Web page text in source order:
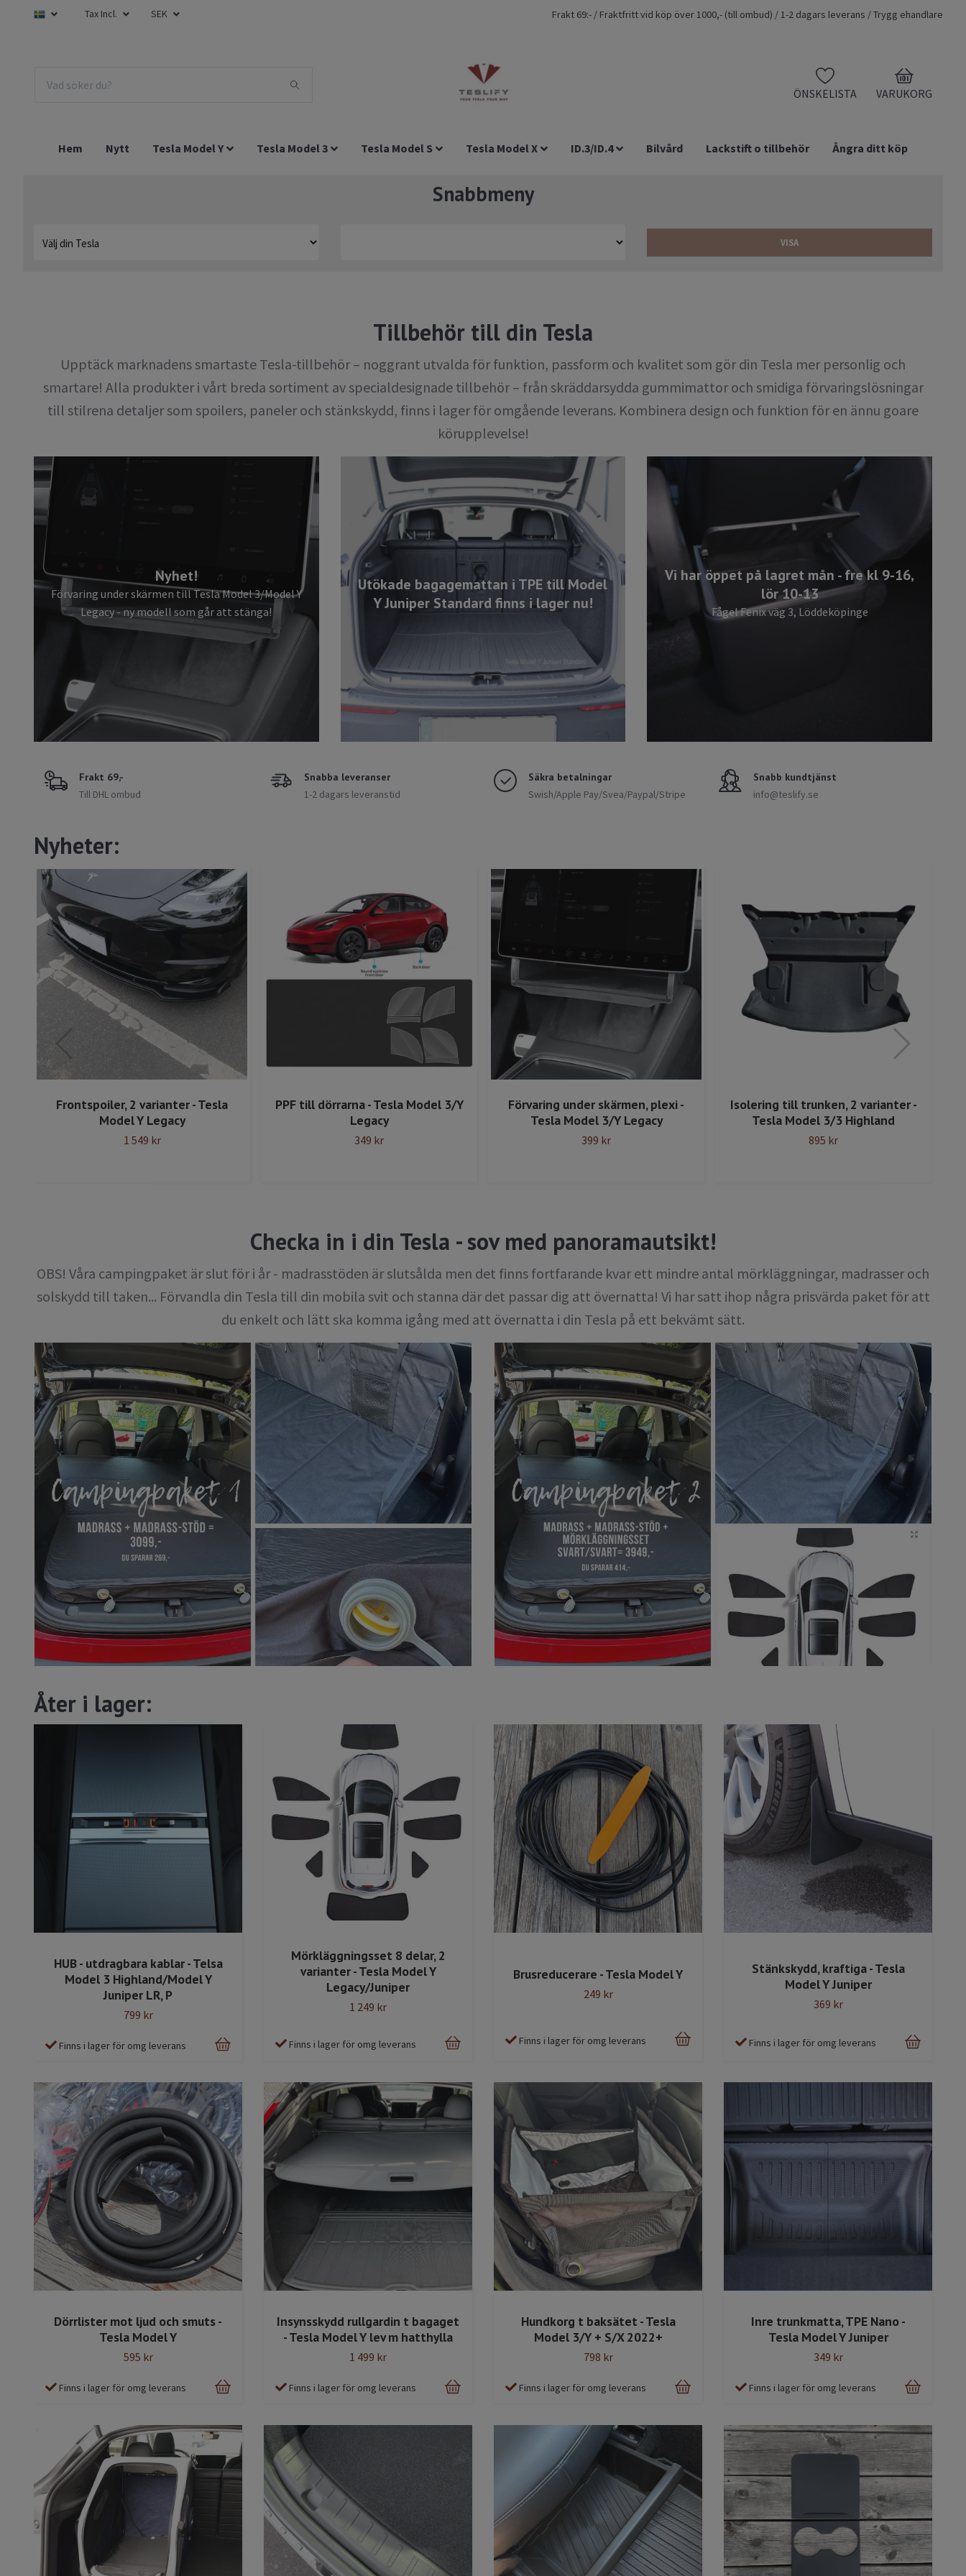
Tax Incl. SEK Frakt 69:- / Fraktfritt vid köp över 1000,- (till ombud) / 1-2 dagars leverans / Trygg ehandlare
ÖNSKELISTA
0
VARUKORG
Hem Nytt Tesla Model Y Tesla Model 3 Tesla Model S Tesla Model X ID.3/ID.4 Bilvård Lackstift o tillbehör Ångra ditt köp
Snabbmeny
VISA
Tillbehör till din Tesla
Upptäck marknadens smartaste Tesla-tillbehör – noggrant utvalda för funktion, passform och kvalitet som gör din Tesla mer personlig och
smartare! Alla produkter i vårt breda sortiment av specialdesignade tillbehör – från skräddarsydda gummimattor och smidiga förvaringslösningar
till stilrena detaljer som spoilers, paneler och stänkskydd, finns i lager för omgående leverans. Kombinera design och funktion för en ännu goare
körupplevelse!
Nyhet!
Förvaring under skärmen till Tesla Model 3/Model Y
Legacy - ny modell som går att stänga!
Utökade bagagemattan i TPE till Model
Y Juniper Standard finns i lager nu!
Vi har öppet på lagret mån - fre kl 9-16,
lör 10-13
Fågel Fenix väg 3, Löddeköpinge
Frakt 69,-
Till DHL ombud
Snabba leveranser
1-2 dagars leveranstid
Säkra betalningar
Swish/Apple Pay/Svea/Paypal/Stripe
Snabb kundtjänst
info@teslify.se
Nyheter:
Frontspoiler, 2 varianter - Tesla
Model Y Legacy
1 549 kr
PPF till dörrarna - Tesla Model 3/Y
Legacy
349 kr
Förvaring under skärmen, plexi -
Tesla Model 3/Y Legacy
399 kr
Isolering till trunken, 2 varianter -
Tesla Model 3/3 Highland
895 kr
Checka in i din Tesla - sov med panoramautsikt!
OBS! Våra campingpaket är slut för i år - madrasstöden är slutsålda men det finns fortfarande kvar ett mindre antal mörkläggningar, madrasser och
solskydd till taken... Förvandla din Tesla till din mobila svit och stanna där det passar dig att övernatta! Vi har satt ihop några prisvärda paket för att
du enkelt och lätt ska komma igång med att övernatta i din Tesla på ett bekvämt sätt.
Åter i lager:
HUB - utdragbara kablar - Telsa
Model 3 Highland/Model Y
Juniper LR, P
799 kr
Finns i lager för omg leverans
Mörkläggningsset 8 delar, 2
varianter - Tesla Model Y
Legacy/Juniper
1 249 kr
Finns i lager för omg leverans
Brusreducerare - Tesla Model Y
249 kr
Finns i lager för omg leverans
Stänkskydd, kraftiga - Tesla
Model Y Juniper
369 kr
Finns i lager för omg leverans
Dörrlister mot ljud och smuts -
Tesla Model Y
595 kr
Finns i lager för omg leverans
Insynsskydd rullgardin t bagaget
- Tesla Model Y lev m hatthylla
1 499 kr
Finns i lager för omg leverans
Hundkorg t baksätet - Tesla
Model 3/Y + S/X 2022+
798 kr
Finns i lager för omg leverans
Inre trunkmatta, TPE Nano -
Tesla Model Y Juniper
349 kr
Finns i lager för omg leverans